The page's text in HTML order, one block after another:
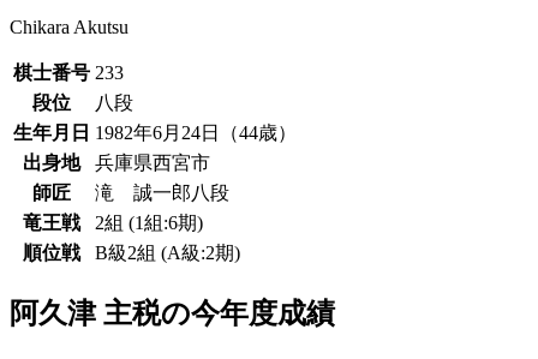
Chikara Akutsu
棋士番号 233
段位
八段
生年月日 1982年6月24日（44歳）
出身地
兵庫県西宮市
師匠
滝 誠一郎八段
竜王戦
2組 (1組:6期)
順位戦
B級2組 (A級:2期)
阿久津 主税の今年度成績